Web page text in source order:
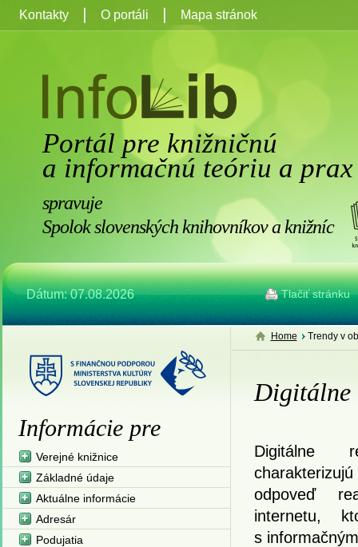
Portál pre knižničnú
a informačnú teóriu a prax
spravuje
Spolok slovenských knihovníkov a knižníc
Dátum: 07.08.2026 Tlačiť stránku
Kontakty O portáli Mapa stránok
Home Trendy v
Digitálne
Digitálne
odpoveď
internetu,
s
Informácie pre
Verejné knižnice
Základné údaje
Aktuálne informácie
Adresár
Podujatia